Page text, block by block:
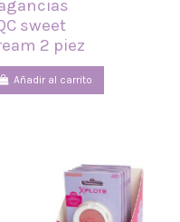
sweet
2 piez
Añadir al carrito